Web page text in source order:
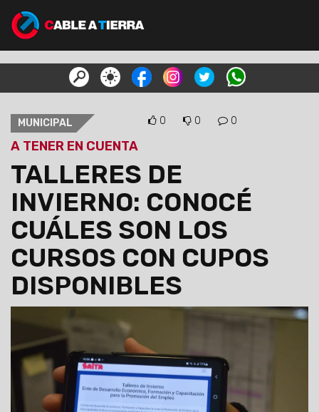
MUNICIPAL 0 0 0
A TENER EN CUENTA
TALLERES DE
INVIERNO: CONOCÉ
CUÁLES SON LOS
CURSOS CON CUPOS
DISPONIBLES